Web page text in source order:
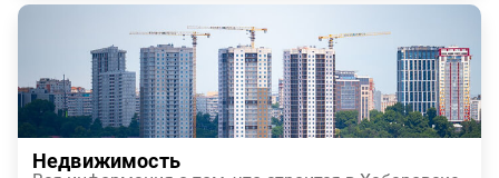
Недвижимость